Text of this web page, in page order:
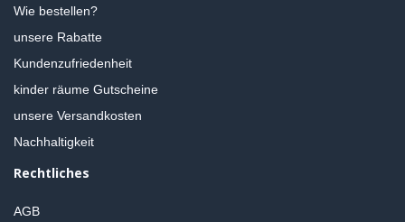
Wie bestellen?
unsere Rabatte
Kundenzufriedenheit
kinder räume Gutscheine
unsere Versandkosten
Nachhaltigkeit
Rechtliches
AGB